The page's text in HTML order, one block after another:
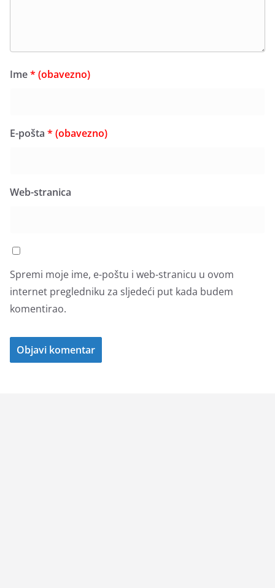
Ime* (obavezno)
E-pošta * (obavezno)
Web-stranica
Spremi moje ime, e-poštu i web-stranicu u ovom
internet pregledniku za sljedeći put kada budem
komentirao.